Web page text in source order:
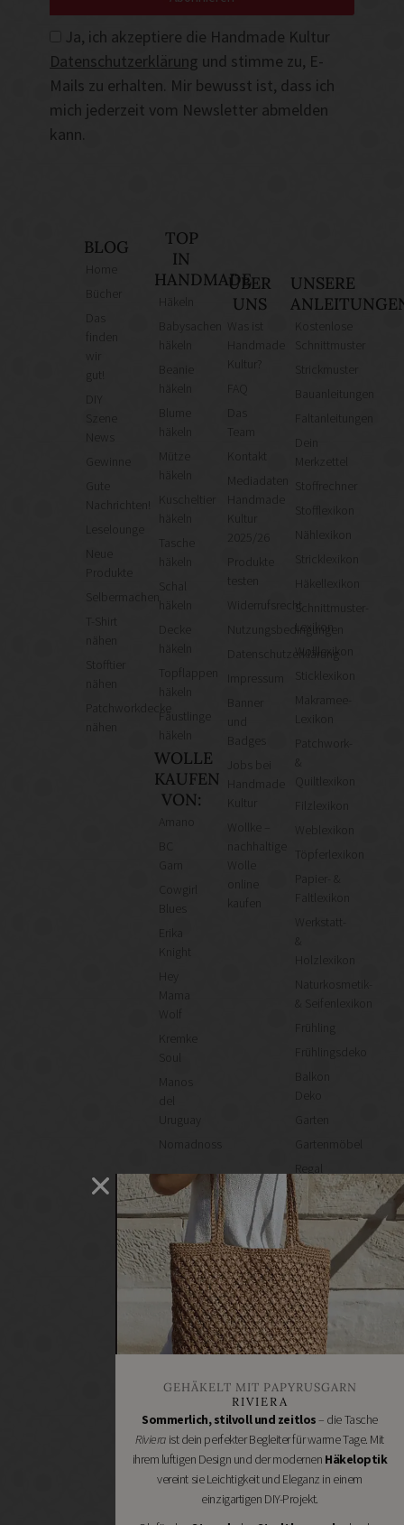
Ja, ich akzeptiere die Handmade Kultur
Datenschutzerklärung und stimme zu, E-
Mails zu erhalten. Mir bewusst ist, dass ich
mich jederzeit vom Newsletter abmelden
kann.
BLOG
finden
gut!
News
Gute
Nachrichten!
Leselounge
Neue
Produkte
Selbermachen
T-Shirt
Stofftier
Patchworkdecke
TOP
IN
HANDMADE
häkeln
häkeln
Mütze
häkeln
Kuscheltier
Tasche
häkeln
häkeln
Topflappen
häkeln
Fäustlinge
häkeln
WOLLE
KAUFEN
VON:
Cowgirl
Knight
Mama
Wolf
Kremke
Manos
Uruguay
Nomadnoss
ÜBER
UNS
Was ist
Kultur?
Das
Team
Kontakt
Mediadaten
Kultur
2025/26
Produkte
testen
Widerrufsrecht
Nutzungsbedingungen
Datenschutzerklärung
Kultur
Wollke –
nachhaltige
kaufen
UNSERE
Kostenlose
Schnittmuster
Strickmuster
Bauanleitungen
Faltanleitungen
Merkzettel
Stoffrechner
Stofflexikon
Nählexikon
Stricklexikon
Häkellexikon
Schnittmuster-
Lexikon
Wolllexikon
Sticklexikon
Makramee-
Lexikon
Patchwork-
&
Quiltlexikon
Filzlexikon
Weblexikon
Töpferlexikon
Papier- &
Faltlexikon
Werkstatt-
&
Holzlexikon
Naturkosmetik-
& Seifenlexikon
Frühling
Frühlingsdeko
Balkon
Deko
Garten
Gartenmöbel
Regal
selber
machen
Heimwerken
Renovieren
DIY
GESCHÄFTE
Bastelbedarf
Stoffgeschäfte
Handgemachtes
Schneidereibedarf
Handarbeitszubehör
DIY
Online
Shops
GEHÄKELT MIT PAPYRUSGARN
RIVIERA
Sommerlich, stilvoll und zeitlos– die Tasche
Rivieraist dein perfekter Begleiter für warme Tage. Mit
ihrem luftigen Design und der modernen Häkeloptik
vereint sie Leichtigkeit und Eleganz in einem
einzigartigen DIY-Projekt.